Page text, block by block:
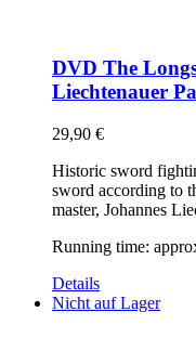
DVD The
Liechtenauer
29,90 €
Historic sword
sword according to
master, Johannes
Running time:
Details
Nicht auf Lager